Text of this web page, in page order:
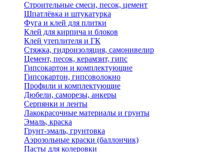
Строительные смеси, песок, цемент
Шпатлёвка и штукатурка
Фуга и клей для плитки
Клей для кирпича и блоков
Клей утеплителя и ГК
Стяжка, гидроизоляция, самонивелир
Цемент, песок, керамзит, гипс
Гипсокартон и комплектующие
Гипсокартон, гипсоволокно
Профили и комплектующие
Дюбели, саморезы, анкеры
Серпянки и ленты
Лакокрасочные материалы и грунты
Эмаль, краска
Грунт-эмаль, грунтовка
Аэрозольные краски (баллончик)
Пасты для колеровки